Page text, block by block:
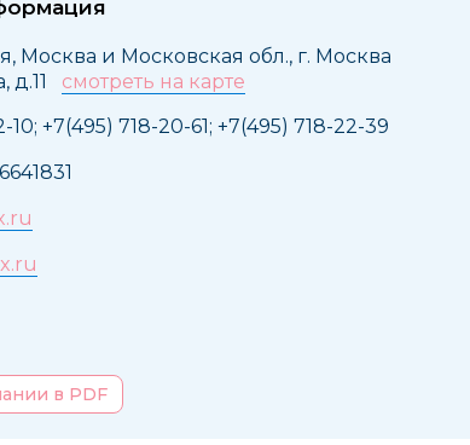
Москва и Московская обл., г. Москва
д.11 смотреть на карте
10; +7(495) 718-20-61; +7(495) 718-22-39
в PDF